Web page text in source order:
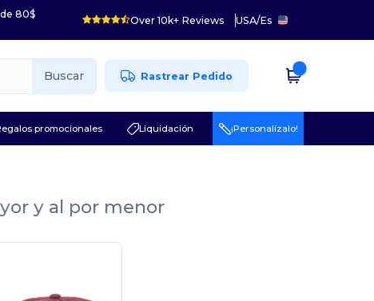
80$
Over 10k+ Reviews USA/Es
Buscar Rastrear Pedido
promocionales Liquidación ¡Personalízalo!
y al por menor